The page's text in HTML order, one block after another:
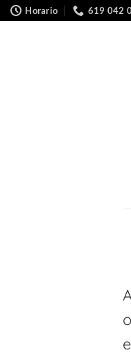
Saltar
al
Horario 619 042